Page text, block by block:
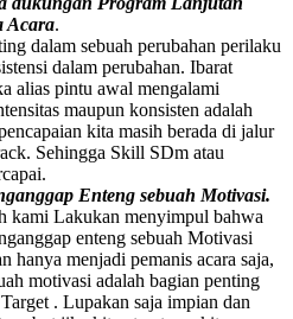
Acara.
dalam sebuah perubahan perilaku
dalam perubahan. Ibarat
alias pintu awal mengalami
maupun konsisten adalah
kita masih berada di jalur
Sehingga Skill SDm atau
Enteng sebuah Motivasi.
kami Lakukan menyimpul bahwa
enteng sebuah Motivasi
hanya menjadi pemanis acara saja,
motivasi adalah bagian penting
. Lupakan saja impian dan